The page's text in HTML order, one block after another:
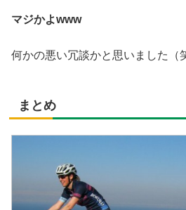
マジかよwww
何かの悪い冗談かと思いました（
まとめ